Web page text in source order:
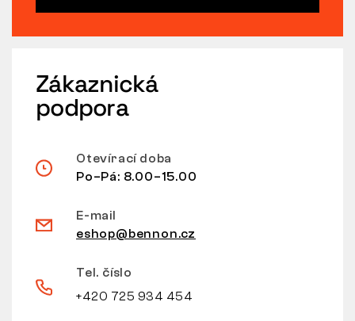
Zákaznická
podpora
Otevírací doba
Po–Pá: 8.00–15.00
E-mail
eshop@bennon.cz
Tel. číslo
+420 725 934 454